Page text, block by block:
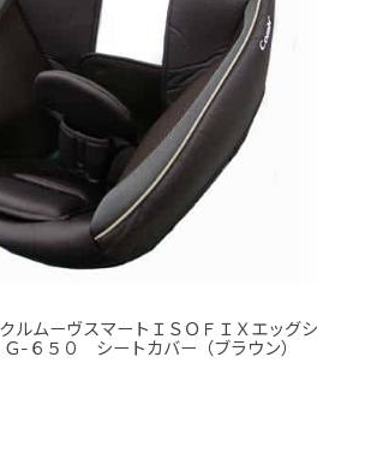
クルムーヴスマートＩＳＯＦＩＸエッグシ
-６５０ シートカバー（ブラウン）